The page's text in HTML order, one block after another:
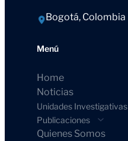
Bogotá, Colombia
Menú
Home
Noticias
Unidades Investigativas
Publicaciones
Quienes Somos